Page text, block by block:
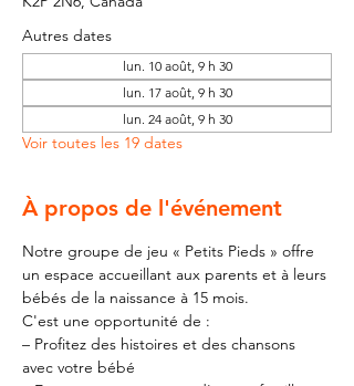
Autres dates
lun. 10 août, 9 h 30
lun. 17 août, 9 h 30
lun. 24 août, 9 h 30
Voir toutes les 19 dates
À propos de l'événement
Notre groupe de jeu « Petits Pieds » offre
un espace accueillant aux parents et à leurs
bébés de la naissance à 15 mois.
C'est une opportunité de :
– Profitez des histoires et des chansons
avec votre bébé